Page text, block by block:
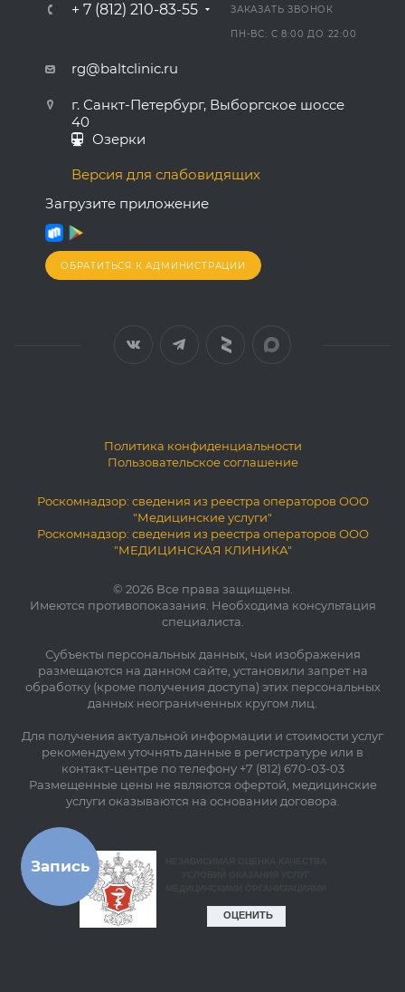
+ 7 (812) 210-83-55 ЗАКАЗАТЬ ЗВОНОК
ПН-ВС: С 8:00 ДО 22:00
rg@baltclinic.ru
г. Санкт-Петербург, Выборгское шоссе
40
Озерки
Версия для слабовидящих
Загрузите приложение
ОБРАТИТЬСЯ К АДМИНИСТРАЦИИ
Политика конфиденциальности
Пользовательское соглашение
Роскомнадзор: сведения из реестра операторов ООО
"Медицинские услуги"
Роскомнадзор: сведения из реестра операторов ООО
"МЕДИЦИНСКАЯ КЛИНИКА"
© 2026 Все права защищены.
Имеются противопоказания. Необходима консультация
специалиста.
Субъекты персональных данных, чьи изображения
размещаются на данном сайте, установили запрет на
обработку (кроме получения доступа) этих персональных
данных неограниченных кругом лиц.
Для получения актуальной информации и стоимости услуг
рекомендуем уточнять данные в регистратуре или в
контакт-центре по телефону +7 (812) 670-03-03
Размещенные цены не являются офертой, медицинские
услуги оказываются на основании договора.
Запись